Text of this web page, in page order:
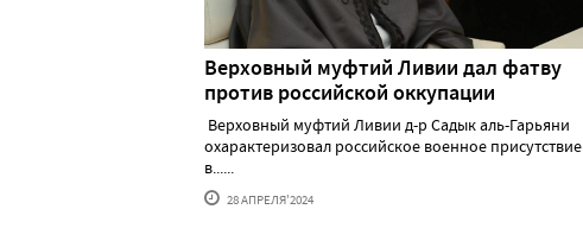
Верховный муфтий Ливии дал фатву
против российской оккупации
Верховный муфтий Ливии д-р Садык аль-Гарьяни
охарактеризовал российское военное присутствие
в......
28 АПРЕЛЯ'2024